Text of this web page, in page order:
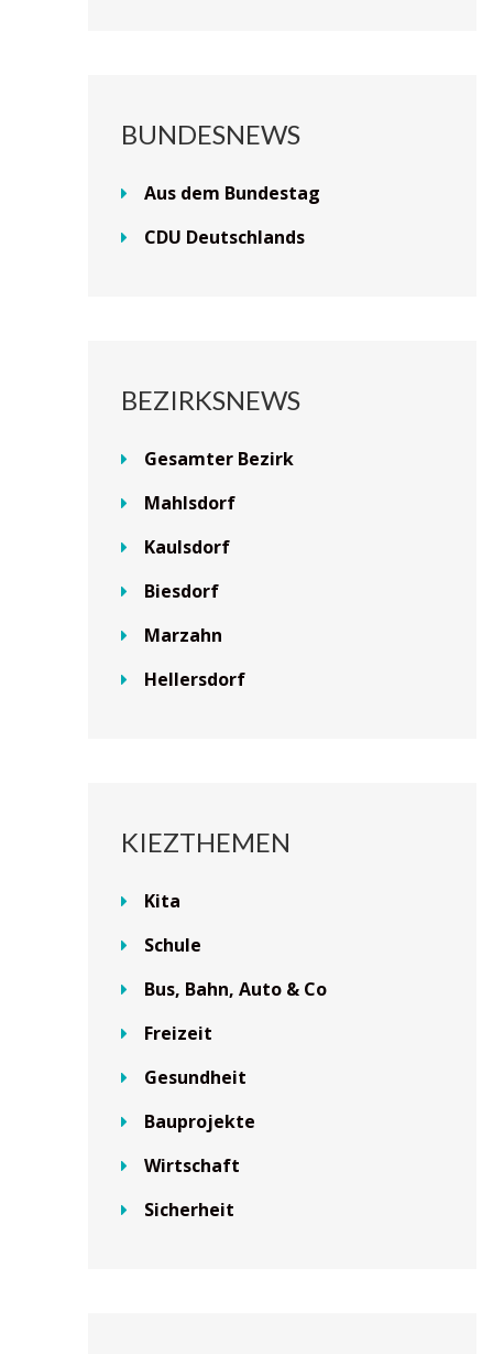
BUNDESNEWS
Aus dem Bundestag
CDU Deutschlands
BEZIRKSNEWS
Gesamter Bezirk
Mahlsdorf
Kaulsdorf
Biesdorf
Marzahn
Hellersdorf
KIEZTHEMEN
Kita
Schule
Bus, Bahn, Auto & Co
Freizeit
Gesundheit
Bauprojekte
Wirtschaft
Sicherheit